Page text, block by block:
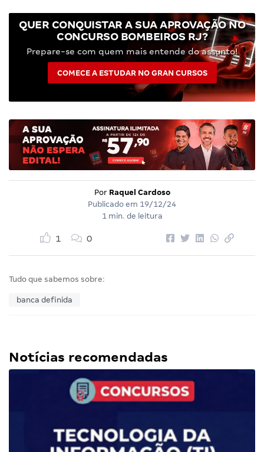
QUER CONQUISTAR A SUA APROVAÇÃO NO
CONCURSO BOMBEIROS RJ?
Prepare-se com quem mais entende do assunto!
COMECE A ESTUDAR NO GRAN CURSOS
Por Raquel Cardoso
Publicado em 19/12/24
1 min. de leitura
1 0
Tudo que sabemos sobre:
banca definida
Notícias recomendadas